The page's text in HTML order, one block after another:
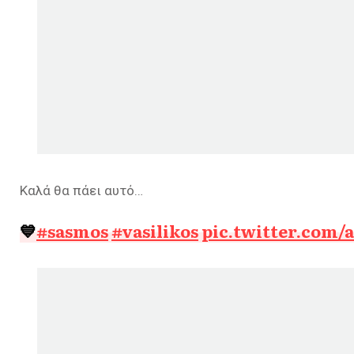
Καλά θα πάει αυτό…
💙#sasmos#vasilikospic.twitter.com/